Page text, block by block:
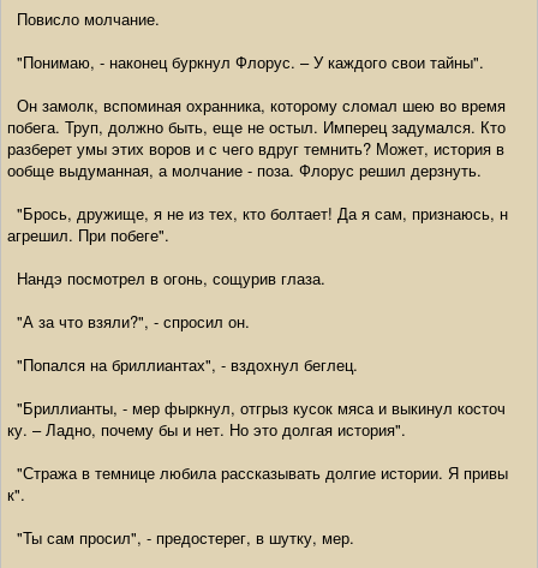
Повисло молчание.
"Понимаю, - наконец буркнул Флорус. – У каждого свои тайны".
Он замолк, вспоминая охранника, которому сломал шею во время
побега. Труп, должно быть, еще не остыл. Имперец задумался. Кто
разберет умы этих воров и с чего вдруг темнить? Может, история в
ообще выдуманная, а молчание - поза. Флорус решил дерзнуть.
"Брось, дружище, я не из тех, кто болтает! Да я сам, признаюсь, н
агрешил. При побеге".
Нандэ посмотрел в огонь, сощурив глаза.
"А за что взяли?", - спросил он.
"Попался на бриллиантах", - вздохнул беглец.
"Бриллианты, - мер фыркнул, отгрыз кусок мяса и выкинул косточ
ку. – Ладно, почему бы и нет. Но это долгая история".
"Стража в темнице любила рассказывать долгие истории. Я привы
к".
"Ты сам просил", - предостерег, в шутку, мер.